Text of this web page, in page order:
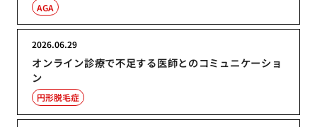
AGA
オンライン診療で不足する医師とのコミュニケーショ
ン
2026.06.29
円形脱毛症